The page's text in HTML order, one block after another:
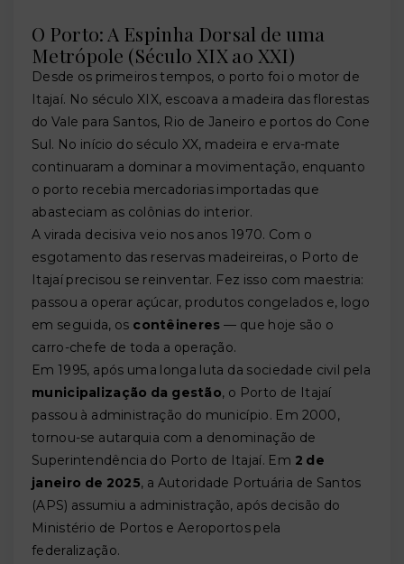
O Porto: A Espinha Dorsal de uma
Metrópole (Século XIX ao XXI)
Desde os primeiros tempos, o porto foi o motor de
Itajaí. No século XIX, escoava a madeira das florestas
do Vale para Santos, Rio de Janeiro e portos do Cone
Sul. No início do século XX, madeira e erva-mate
continuaram a dominar a movimentação, enquanto
o porto recebia mercadorias importadas que
abasteciam as colônias do interior.
A virada decisiva veio nos anos 1970. Com o
esgotamento das reservas madeireiras, o Porto de
Itajaí precisou se reinventar. Fez isso com maestria:
passou a operar açúcar, produtos congelados e, logo
em seguida, os contêineres — que hoje são o
carro-chefe de toda a operação.
Em 1995, após uma longa luta da sociedade civil pela
municipalização da gestão, o Porto de Itajaí
passou à administração do município. Em 2000,
tornou-se autarquia com a denominação de
Superintendência do Porto de Itajaí. Em 2 de
janeiro de 2025, a Autoridade Portuária de Santos
(APS) assumiu a administração, após decisão do
Ministério de Portos e Aeroportos pela
federalização.